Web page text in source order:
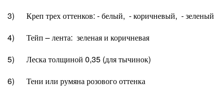
3) Креп трех оттенков: - белый, - коричневый, - зеленый
4) Тейп – лента: зеленая и коричневая
5) Леска толщиной 0,35 (для тычинок)
6) Тени или румяна розового оттенка